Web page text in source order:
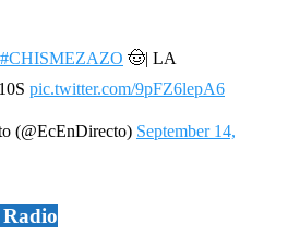
#CHISMEZAZO 🤠| LA
pic.twitter.com/9pFZ6lepA6
(@EcEnDirecto) September 14,